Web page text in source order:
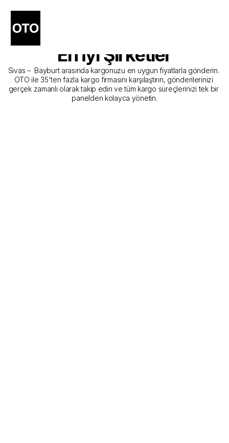
Sivas - Bayburt Kargo
Gönderim Hizmeti Sunan
En İyi Şirketler
Sivas –  Bayburt arasında kargonuzu en uygun fiyatlarla gönderin.
OTO ile 35'ten fazla kargo firmasını karşılaştırın, gönderilerinizi
gerçek zamanlı olarak takip edin ve tüm kargo süreçlerinizi tek bir
panelden kolayca yönetin.